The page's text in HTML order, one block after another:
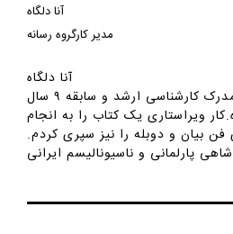
آنا دلگاه
مدیر کارگروه رسانه
آنا دلگاه
متولد دهه شصت. با مدرک کارشناسی ارشد و سابقه ۹ سال
ویراستاری یک کتاب را به انجام
فن بیان و دوبله را نیز سپری کردم.‌
پارلمانی و ناسیونالیسم ایرانی